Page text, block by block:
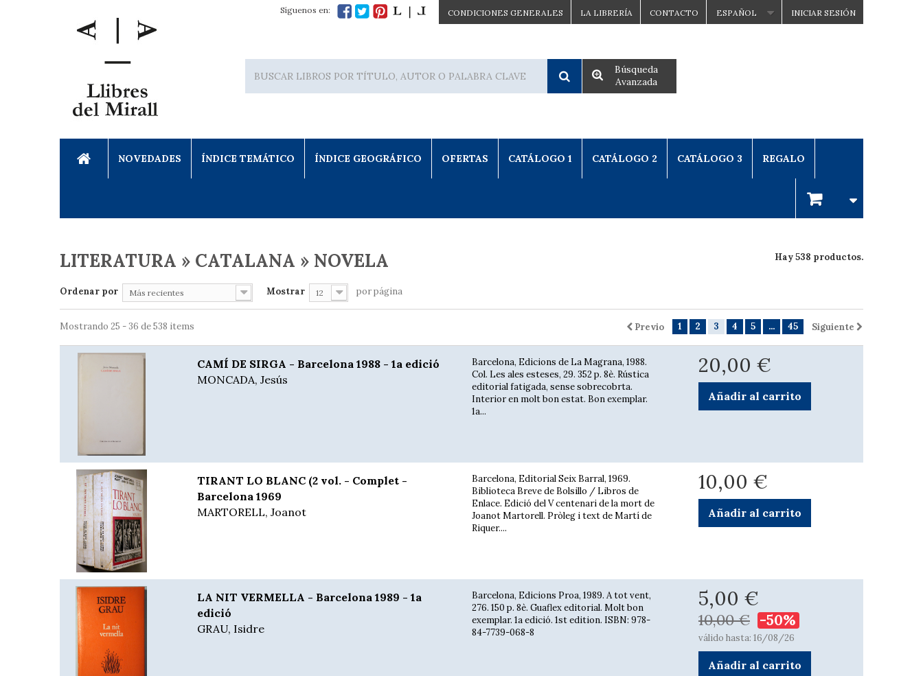
INICIAR SESIÓN
ESPAÑOL
CONTACTO
LA LIBRERÍA
CONDICIONES GENERALES
Síguenos en:
Búsqueda
Avanzada
NOVEDADES ÍNDICE TEMÁTICO ÍNDICE GEOGRÁFICO OFERTAS CATÁLOGO 1 CATÁLOGO 2 CATÁLOGO 3 REGALO
LITERATURA » CATALANA » NOVELA Hay 538 productos.
Ordenar por Más recientes Mostrar 12 por página
Previo 1 2 3 4 5 ... 45 Siguiente
Mostrando 25 - 36 de 538 items
CAMÍ DE SIRGA - Barcelona 1988 - 1a edició
MONCADA, Jesús
Barcelona, Edicions de La Magrana, 1988.
Col. Les ales esteses, 29. 352 p. 8è. Rústica
editorial fatigada, sense sobrecobrta.
Interior en molt bon estat. Bon exemplar.
1a...
20,00 €
Añadir al carrito
TIRANT LO BLANC (2 vol. - Complet -
Barcelona 1969
MARTORELL, Joanot
Barcelona, Editorial Seix Barral, 1969.
Biblioteca Breve de Bolsillo / Libros de
Enlace. Edició del V centenari de la mort de
Joanot Martorell. Pròleg i text de Martí de
Riquer....
10,00 €
Añadir al carrito
LA NIT VERMELLA - Barcelona 1989 - 1a
edició
GRAU, Isidre
Barcelona, Edicions Proa, 1989. A tot vent,
276. 150 p. 8è. Guaflex editorial. Molt bon
exemplar. 1a edició. 1st edition. ISBN: 978-
84-7739-068-8
5,00 €
10,00 € -50%
válido hasta: 16/08/26
Añadir al carrito